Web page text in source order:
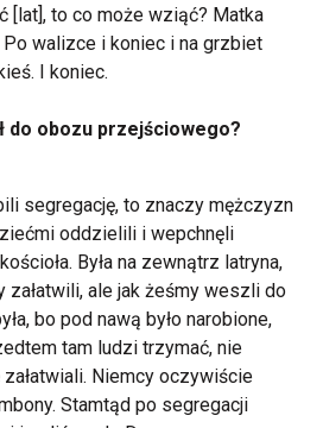
[lat], to co może wziąć? Matka
walizce i koniec i na grzbiet
I koniec.
do obozu przejściowego?
segregację, to znaczy mężczyzn
oddzielili i wepchnęli
Była na zewnątrz latryna,
załatwili, ale jak żeśmy weszli do
bo pod nawą było narobione,
tam ludzi trzymać, nie
Niemcy oczywiście
Stamtąd po segregacji